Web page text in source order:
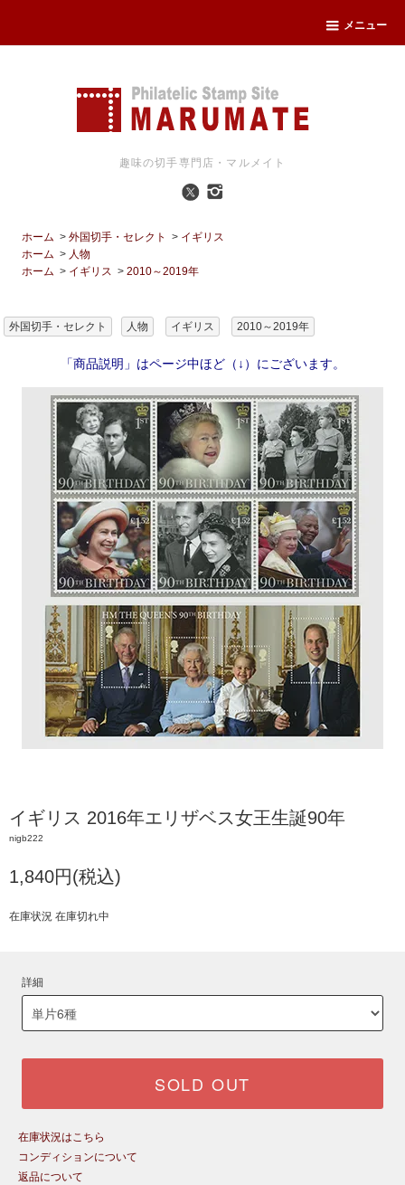
メニュー
趣味の切手専門店・マルメイト
ホーム >外国切手・セレクト > イギリス
ホーム > 人物
ホーム > イギリス >2010～2019年
外国切手・セレクト 人物 イギリス 2010～2019年
「商品説明」はページ中ほど（↓）にございます。
イギリス 2016年エリザベス女王生誕90年
nigb222
1,840円(税込)
在庫状況 在庫切れ中
詳細
SOLD OUT
在庫状況はこちら
コンディションについて
返品について